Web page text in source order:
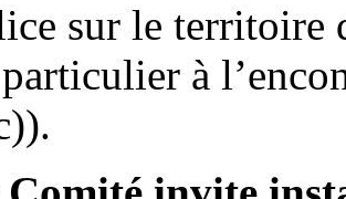
sur le territoire
à